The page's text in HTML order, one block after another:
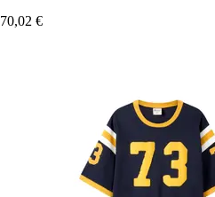
70,02 €